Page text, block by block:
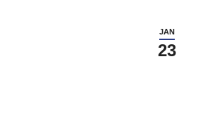
JAN
23